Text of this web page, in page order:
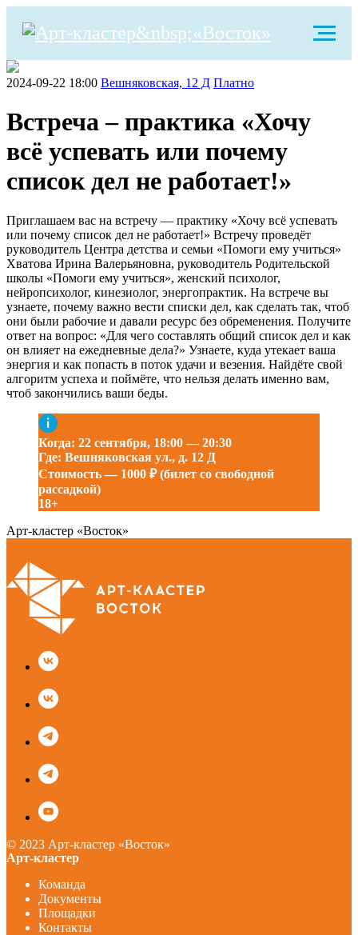
2024-09-22 18:00 Вешняковская, 12 Д Платно
Встреча – практика «Хочу
всё успевать или почему
список дел не работает!»
Приглашаем вас на встречу — практику «Хочу всё успевать
или почему список дел не работает!» Встречу проведёт
руководитель Центра детства и семьи «Помоги ему учиться»
Хватова Ирина Валерьяновна, руководитель Родительской
школы «Помоги ему учиться», женский психолог,
нейропсихолог, кинезиолог, энергопрактик. На встрече вы
узнаете, почему важно вести списки дел, как сделать так, чтоб
они были рабочие и давали ресурс без обременения. Получите
ответ на вопрос: «Для чего составлять общий список дел и как
он влияет на ежедневные дела?» Узнаете, куда утекает ваша
энергия и как попасть в поток удачи и везения. Найдёте свой
алгоритм успеха и поймёте, что нельзя делать именно вам,
чтоб закончились ваши беды.
Когда: 22 сентября, 18:00 — 20:30
Где: Вешняковская ул., д. 12 Д
Стоимость — 1000 ₽ (билет со свободной
рассадкой)
18+
Арт-кластер «Восток»
© 2023 Арт-кластер «Восток»
Арт-кластер
Команда
Документы
Площадки
Контакты